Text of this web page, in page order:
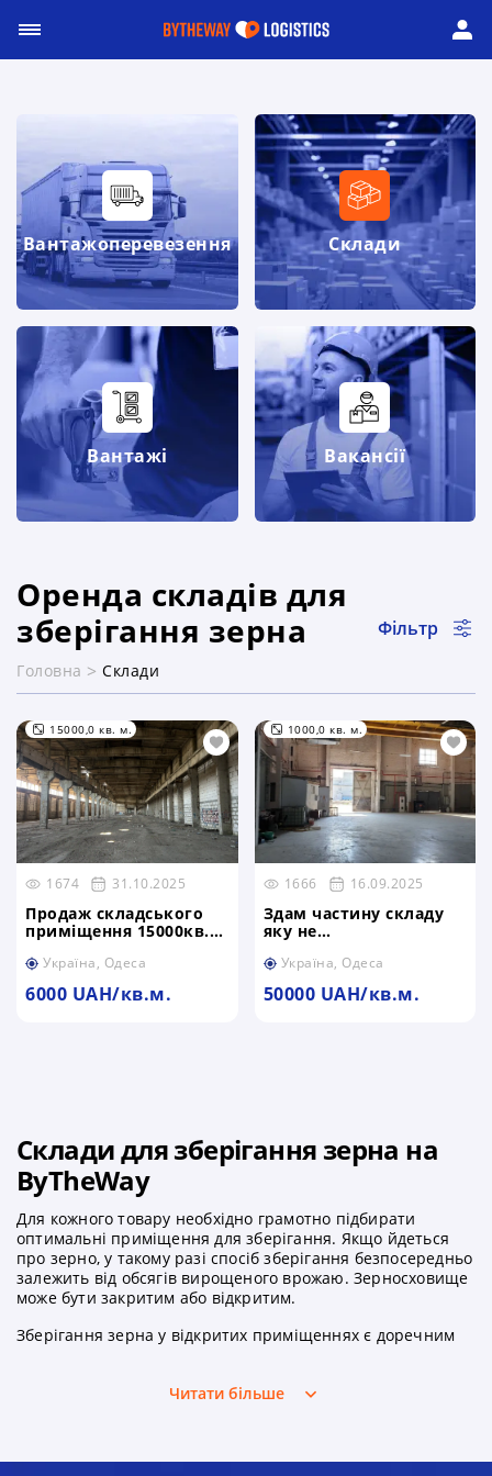
Вантажоперевезення Склади
Вантажі Вакансії
Оренда складів для
зберігання зерна
Головна Склади
Фільтр
секція каталогу
15000,0 кв. м.
1674 31.10.2025
Продаж складського
приміщення 15000кв.м.
Україна, Одеса
6000 UAH/кв.м.
1000,0 кв. м.
1666 16.09.2025
Здам частину складу
яку не
Україна, Одеса
50000 UAH/кв.м.
Склади для зберігання зерна на
ByTheWay
Для кожного товару необхідно грамотно підбирати
оптимальні приміщення для зберігання. Якщо йдеться
про зерно, у такому разі спосіб зберігання безпосередньо
залежить від обсягів вирощеного врожаю. Зерносховище
може бути закритим або відкритим.
Зберігання зерна у відкритих приміщеннях є доречним
зміни показників якості. У такому разі застосовуються
Читати більше